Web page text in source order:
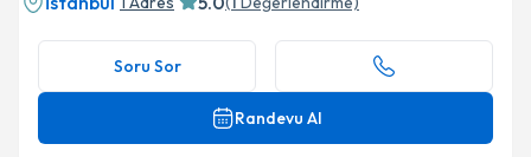
Soru Sor
Randevu Al